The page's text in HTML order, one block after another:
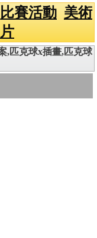
比賽活動 美術
,匹克球x插畫,匹克球